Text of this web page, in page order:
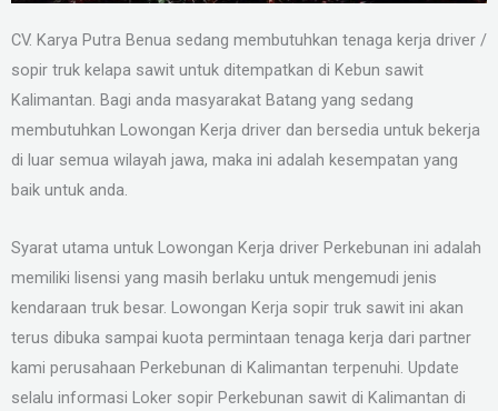
CV. Karya Putra Benua sedang membutuhkan tenaga kerja driver /
sopir truk kelapa sawit untuk ditempatkan di Kebun sawit
Kalimantan. Bagi anda masyarakat Batang yang sedang
membutuhkan Lowongan Kerja driver dan bersedia untuk bekerja
di luar semua wilayah jawa, maka ini adalah kesempatan yang
baik untuk anda.
Syarat utama untuk Lowongan Kerja driver Perkebunan ini adalah
memiliki lisensi yang masih berlaku untuk mengemudi jenis
kendaraan truk besar. Lowongan Kerja sopir truk sawit ini akan
terus dibuka sampai kuota permintaan tenaga kerja dari partner
kami perusahaan Perkebunan di Kalimantan terpenuhi. Update
selalu informasi Loker sopir Perkebunan sawit di Kalimantan di